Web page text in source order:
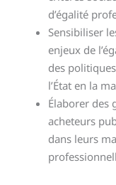
d’égalité
Sensibiliser
enjeux de
des
l’État en la
Élaborer des
acheteurs
dans leurs